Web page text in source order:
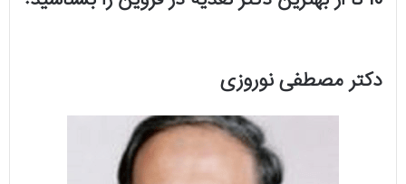
دکتر مصطفی نوروزی